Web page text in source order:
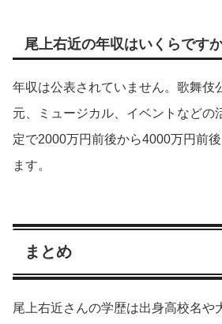
尾上右近の年収はいくらです
年収は公表されていません。歌舞伎
元、ミュージカル、イベントなどの
定で2000万円前後から4000万円前
ます。
まとめ
尾上右近さんの学歴は出身高校名や